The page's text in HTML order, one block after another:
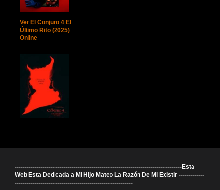
Ver El Conjuro 4 El
Último Rito (2025)
Online
-------------------------------------------------------------------------------------Esta
Web Esta Dedicada a Mi Hijo Mateo La Razón De Mi Existir -------------
------------------------------------------------------------